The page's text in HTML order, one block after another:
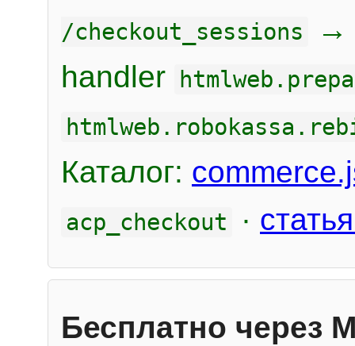
/checkout_sessions
handler
Каталог:
acp_checkout ·
Бесплатно через